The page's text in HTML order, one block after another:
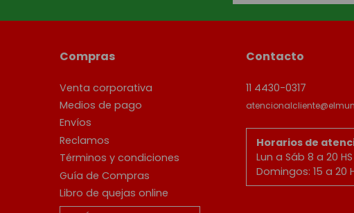
Compras
Venta corporativa
Medios de pago
Envíos
Reclamos
Términos y condiciones
Guía de Compras
Libro de quejas online
Contacto
11 4430-0317
Horarios de
Lun a Sáb 8 a 20 HS
Domingos: 15 a 20